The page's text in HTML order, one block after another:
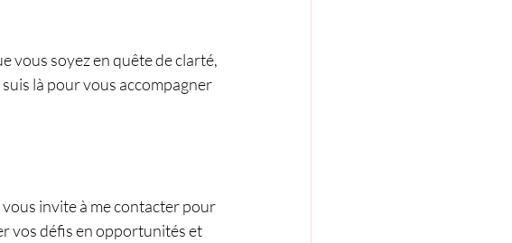
vous soyez en quête de clarté,
là pour vous accompagner
invite à me contacter pour
vos défis en opportunités et